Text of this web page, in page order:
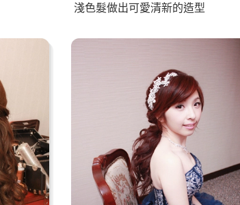
淺色髮做出可愛清新的造型